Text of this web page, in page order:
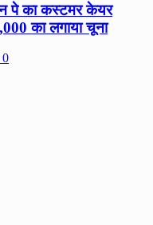
पे का कस्टमर केयर
का लगाया चूना
0